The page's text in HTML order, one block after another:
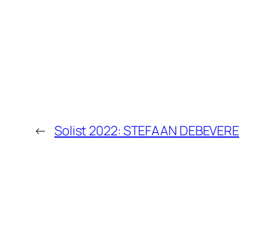
← Solist 2022: STEFAAN DEBEVERE